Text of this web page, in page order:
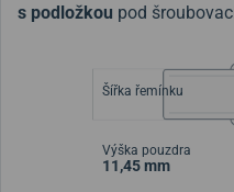
s podložkou pod
Šířka řemínku
Výška pouzdra
11,45 mm